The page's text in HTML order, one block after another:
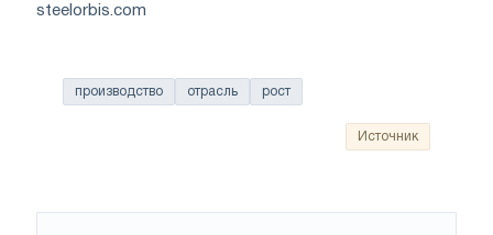
steelorbis.com
производство отрасль рост
Источник